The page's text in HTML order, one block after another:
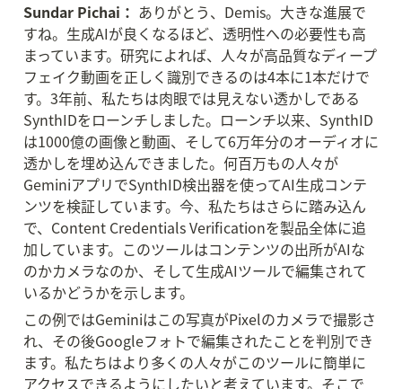
Sundar Pichai： ありがとう、Demis。大きな進展で
すね。生成AIが良くなるほど、透明性への必要性も高
まっています。研究によれば、人々が高品質なディープ
フェイク動画を正しく識別できるのは4本に1本だけで
す。3年前、私たちは肉眼では見えない透かしである
SynthIDをローンチしました。ローンチ以来、SynthID
は1000億の画像と動画、そして6万年分のオーディオに
透かしを埋め込んできました。何百万もの人々が
GeminiアプリでSynthID検出器を使ってAI生成コンテ
ンツを検証しています。今、私たちはさらに踏み込ん
で、Content Credentials Verificationを製品全体に追
加しています。このツールはコンテンツの出所がAIな
のかカメラなのか、そして生成AIツールで編集されて
いるかどうかを示します。
この例ではGeminiはこの写真がPixelのカメラで撮影さ
れ、その後Googleフォトで編集されたことを判別でき
ます。私たちはより多くの人々がこのツールに簡単に
アクセスできるようにしたいと考えています。そこで